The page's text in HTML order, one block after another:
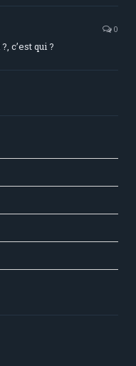
0
c’est qui ?